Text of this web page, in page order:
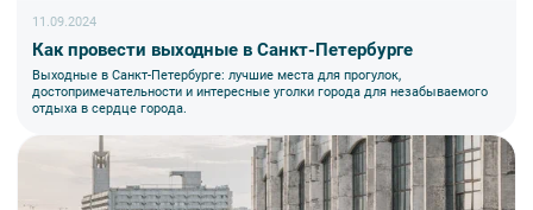
11.09.2024
Как провести выходные в Санкт-Петербурге
Выходные в Санкт-Петербурге: лучшие места для прогулок,
достопримечательности и интересные уголки города для незабываемого
отдыха в сердце города.